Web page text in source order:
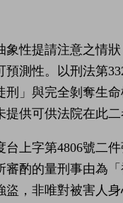
性提請注意之情
測性。以刑法第
」與完全剝奪生
供可供法院在此二
上字第4806號二
酌的量刑事由為
，非唯對被害人